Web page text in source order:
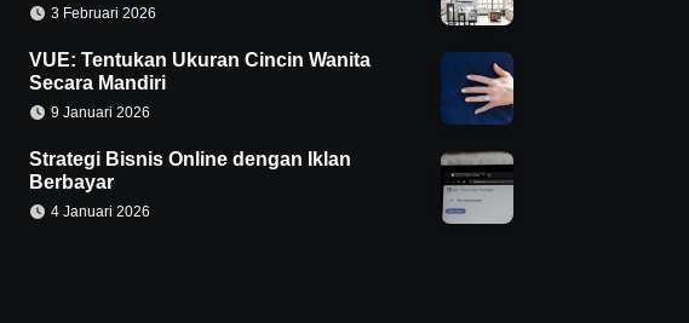
3 Februari 2026
VUE: Tentukan Ukuran Cincin Wanita
Secara Mandiri
9 Januari 2026
Strategi Bisnis Online dengan Iklan
Berbayar
4 Januari 2026